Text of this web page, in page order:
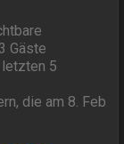
Gäste
5
die am 8. Feb